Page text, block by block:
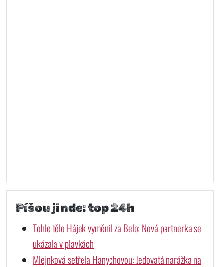
Píšou jinde: top 24h
Tohle tělo Hájek vyměnil za Belo: Nová partnerka se
ukázala v plavkách
Mlejnková setřela Hanychovou: Jedovatá narážka na